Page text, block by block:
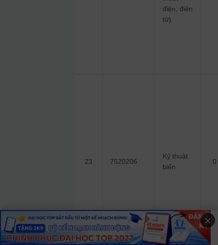
điện, điện
tử)
23 7520206
Kỹ thuật
biển
0
×